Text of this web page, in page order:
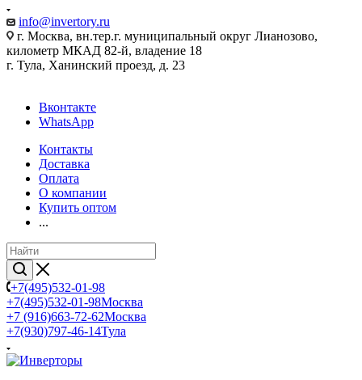
info@invertory.ru
г. Москва, вн.тер.г. муниципальный округ Лианозово,
километр МКАД 82-й, владение 18
г. Тула, Ханинский проезд, д. 23
Вконтакте
WhatsApp
Контакты
Доставка
Оплата
О компании
Купить оптом
...
+7(495)532-01-98
+7(495)532-01-98Москва
+7 (916)663-72-62Москва
+7(930)797-46-14Тула